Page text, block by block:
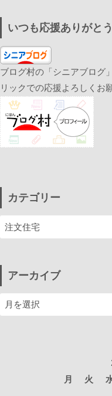
いつも応援ありがと
ブログ村の「シニアブログ
リックでの応援よろしくお
カテゴリー
アーカイブ
月
火